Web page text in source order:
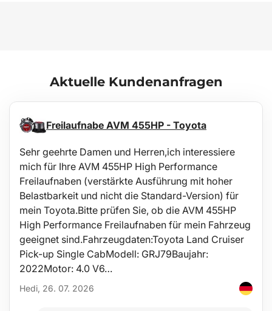
lauwarmem Wasser und nicht-aggressivem, nicht scheuerndem
Spülmittel o.Ä.). Die Reinigung kann problemlos außerhalb des
Stabilität
Die Materialqualität ermöglicht den Einsatz der Wanne in einem
weiten Temperaturbereich von -60°C bis +80°C und bietet
außerdem eine hohe Beständigkeit gegen Alterung durch UV-
Strahlung.
Sicherheit
Das hypoallergene Material erlaubt den uneingeschränkten
Aktuelle Kundenanfragen
Freilaufnabe AVM 455HP - Toyota
Sehr geehrte Damen und Herren,ich interessiere
mich für Ihre AVM 455HP High Performance
Freilaufnaben (verstärkte Ausführung mit hoher
Belastbarkeit und nicht die Standard-Version) für
mein Toyota.Bitte prüfen Sie, ob die AVM 455HP
High Performance Freilaufnaben für mein Fahrzeug
geeignet sind.Fahrzeugdaten:Toyota Land Cruiser
Pick-up Single CabModell: GRJ79Baujahr:
2022Motor: 4.0 V6…
Hedi, 26. 07. 2026